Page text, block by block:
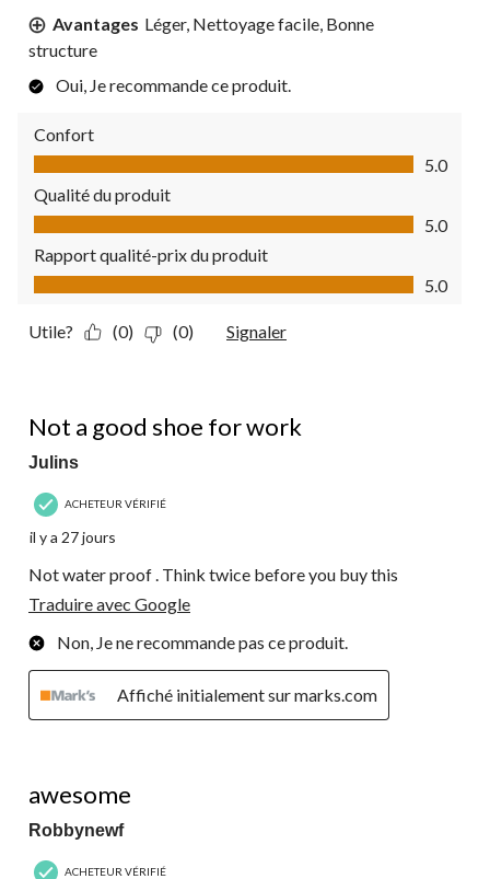
Avantages Léger, Nettoyage facile, Bonne
structure
Oui, Je recommande ce produit.
Confort
Confort, 5.0 sur 5
5.0
Qualité du produit
Qualité du produit, 5.0 sur 5
5.0
Rapport qualité-prix du produit
Rapport qualité-prix du produit, 5.0 sur 5
5.0
Utile? (0) (0) Signaler
Not a good shoe for work
Julins
ACHETEUR VÉRIFIÉ
il y a 27 jours
Not water proof . Think twice before you buy this
Traduire avec Google
Non, Je ne recommande pas ce produit.
Affiché initialement sur marks.com
awesome
Robbynewf
ACHETEUR VÉRIFIÉ